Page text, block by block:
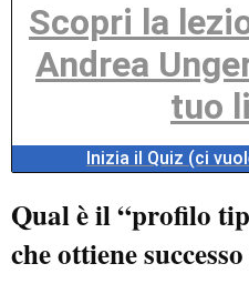
Scopri la
Andrea
tuo
Inizia il Quiz (ci
Qual è il “profilo
che ottiene